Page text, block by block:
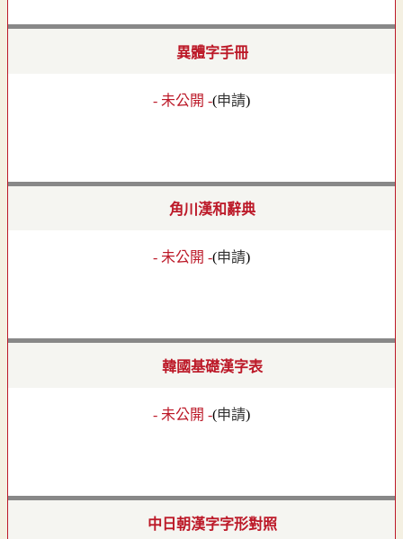
異體字手冊
- 未公開 -(申請)
角川漢和辭典
- 未公開 -(申請)
韓國基礎漢字表
- 未公開 -(申請)
中日朝漢字字形對照